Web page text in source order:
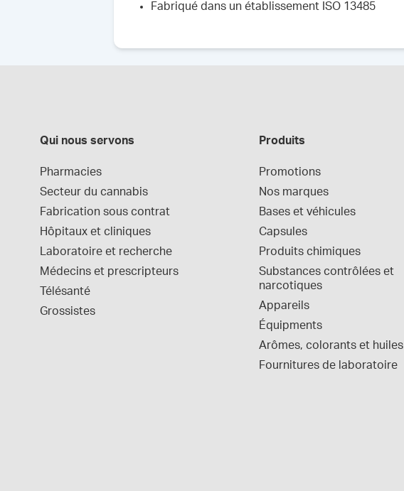
Fabriqué dans un établissement ISO 13485
Qui nous servons
Pharmacies
Secteur du cannabis
Fabrication sous contrat
Hôpitaux et cliniques
Laboratoire et recherche
Médecins et prescripteurs
Télésanté
Grossistes
Produits
Promotions
Nos marques
Bases et véhicules
Capsules
Produits chimiques
Substances contrôlées et
narcotiques
Appareils
Équipments
Arômes, colorants et huiles
Fournitures de laboratoire